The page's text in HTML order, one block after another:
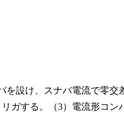
を設け、スナバ電流で零
ガする。（3）電流形コ